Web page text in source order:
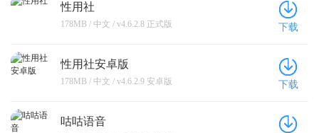
性用社
178MB / 中文 / v4.6.2.8 正式版 下载
性用社安卓版
178MB / 中文 / v4.6.2.9 安卓版 下载
咕咕语音